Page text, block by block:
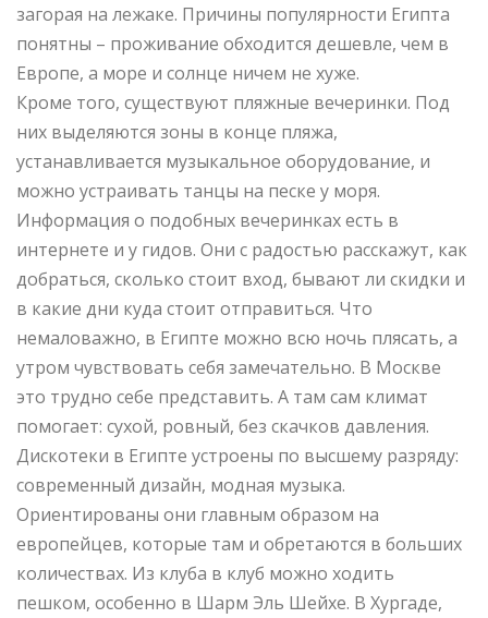
загорая на лежаке. Причины популярности Египта
понятны – проживание обходится дешевле, чем в
Европе, а море и солнце ничем не хуже.
Кроме того, существуют пляжные вечеринки. Под
них выделяются зоны в конце пляжа,
устанавливается музыкальное оборудование, и
можно устраивать танцы на песке у моря.
Информация о подобных вечеринках есть в
интернете и у гидов. Они с радостью расскажут, как
добраться, сколько стоит вход, бывают ли скидки и
в какие дни куда стоит отправиться. Что
немаловажно, в Египте можно всю ночь плясать, а
утром чувствовать себя замечательно. В Москве
это трудно себе представить. А там сам климат
помогает: сухой, ровный, без скачков давления.
Дискотеки в Египте устроены по высшему разряду:
современный дизайн, модная музыка.
Ориентированы они главным образом на
европейцев, которые там и обретаются в больших
количествах. Из клуба в клуб можно ходить
пешком, особенно в Шарм Эль Шейхе. В Хургаде,